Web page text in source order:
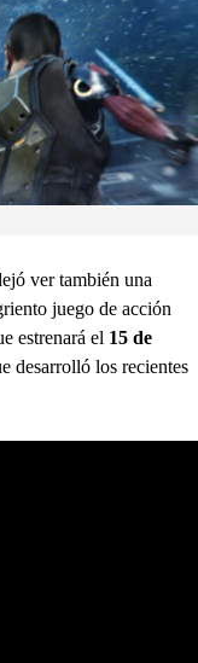
ver también una
juego de acción
estrenará el 15 de
desarrolló los recientes